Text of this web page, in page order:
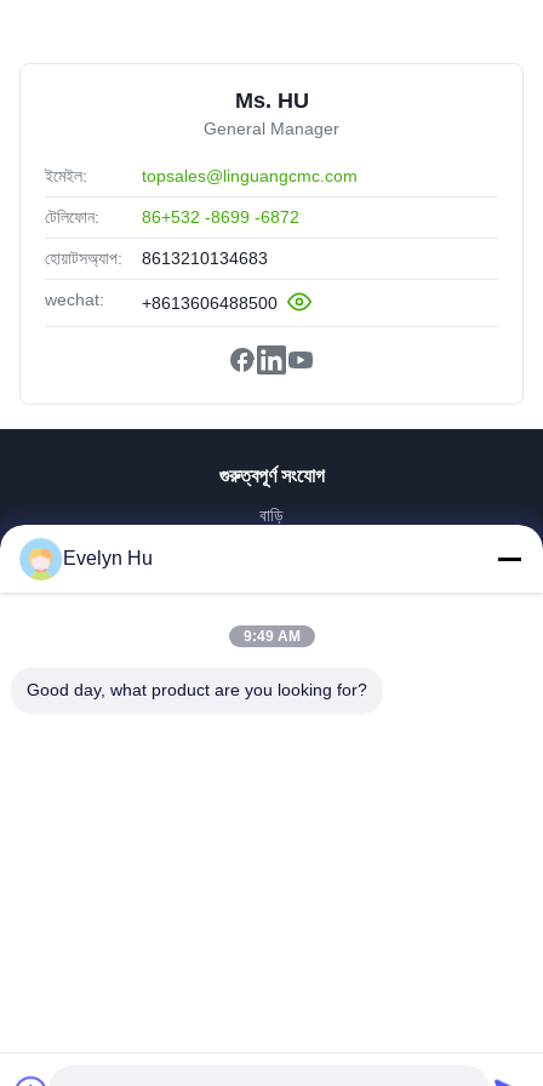
Ms. HU
General Manager
ইমেইল: topsales@linguangcmc.com
টেলিফোন: 86+532 -8699 -6872
হোয়াটসঅ্যাপ: 8613210134683
wechat: +8613606488500
গুরুত্বপূর্ণ সংযোগ
বাড়ি
কারখানা ভ্রমণ
মান নিয়ন্ত্রণ
Evelyn Hu
9:49 AM
Good day, what product are you looking for?